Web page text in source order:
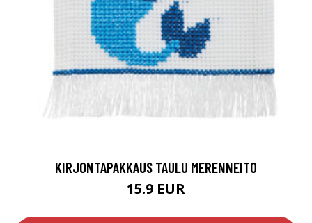
KIRJONTAPAKKAUS TAULU MERENNEITO
15.9 EUR